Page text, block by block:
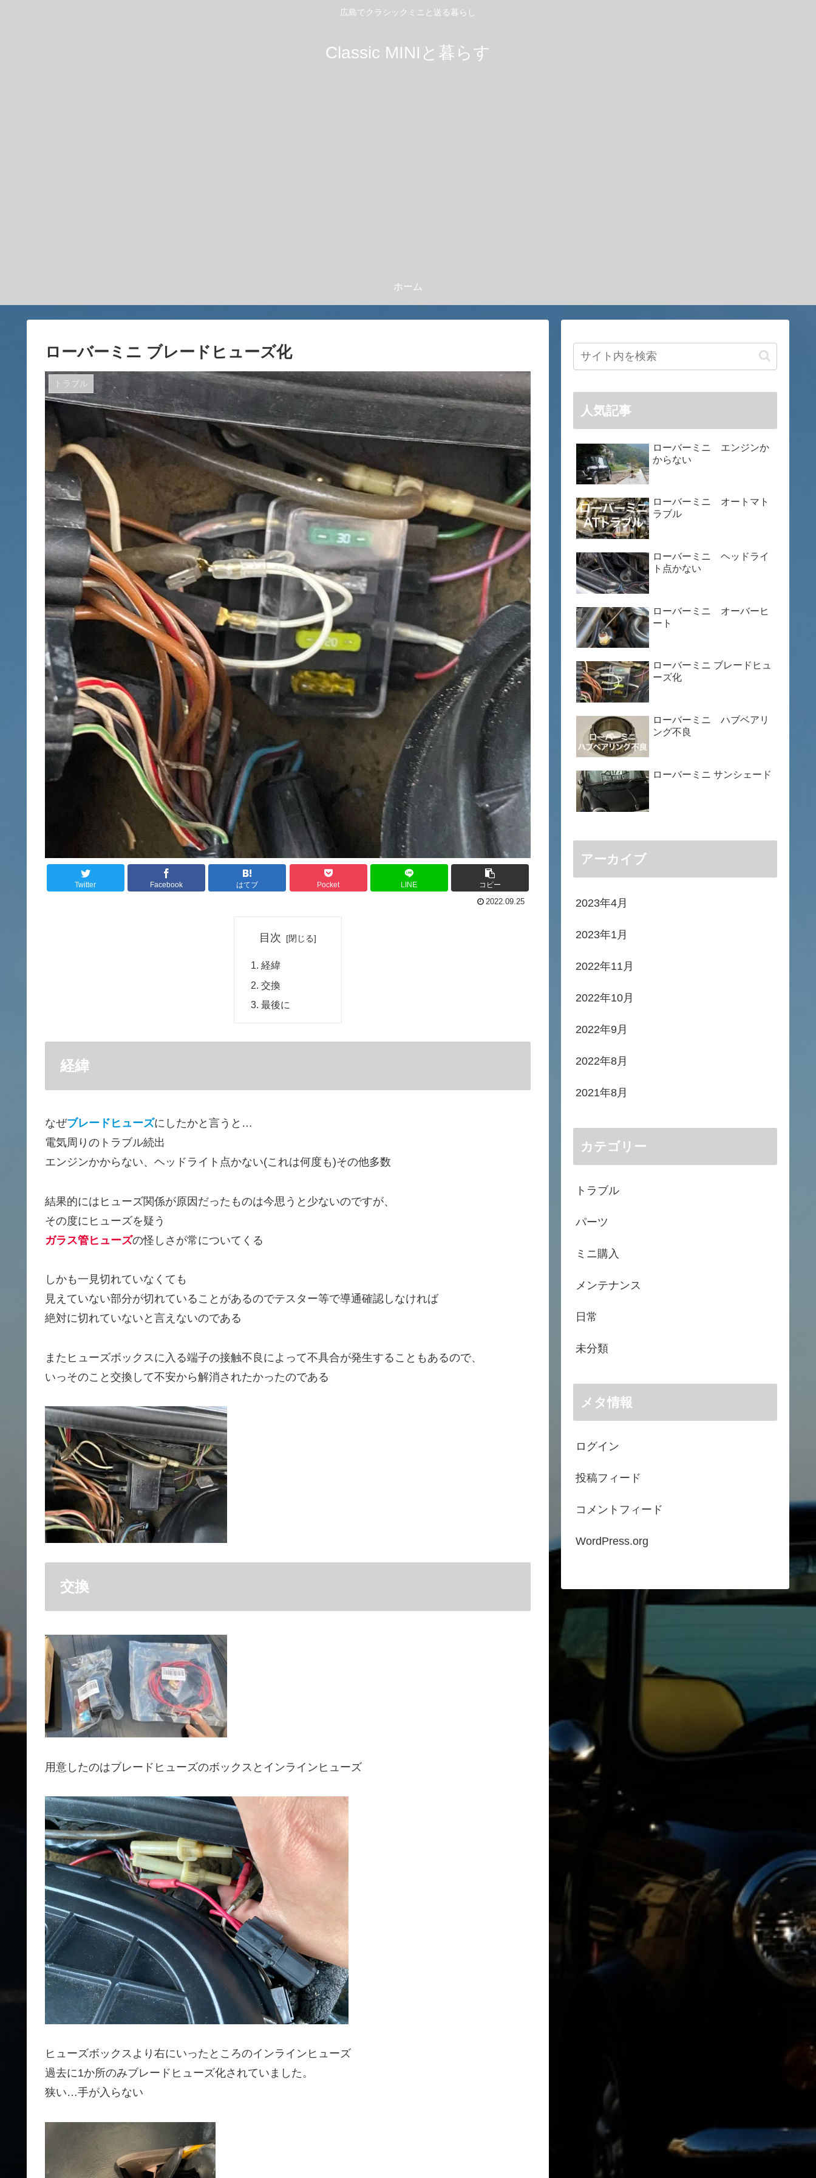
広島でクラシックミニと送る暮らし
Classic MINIと暮らす
ホーム
ローバーミニ ブレードヒューズ化
トラブル
Twitter Facebook はてブ Pocket LINE コピー
2022.09.25
目次
経緯
交換
最後に
経緯
なぜブレードヒューズにしたかと言うと…
電気周りのトラブル続出
エンジンかからない、ヘッドライト点かない(これは何度も)その他多数
結果的にはヒューズ関係が原因だったものは今思うと少ないのですが、
その度にヒューズを疑う
ガラス管ヒューズの怪しさが常についてくる
しかも一見切れていなくても
見えていない部分が切れていることがあるのでテスター等で導通確認しなければ
絶対に切れていないと言えないのである
またヒューズボックスに入る端子の接触不良によって不具合が発生することもあるので、
いっそのこと交換して不安から解消されたかったのである
交換
用意したのはブレードヒューズのボックスとインラインヒューズ
ヒューズボックスより右にいったところのインラインヒューズ
過去に1か所のみブレードヒューズ化されていました。
狭い…手が入らない
人気記事
ローバーミニ エンジンか
からない
ローバーミニ オートマト
ラブル
ローバーミニ ヘッドライ
ト点かない
ローバーミニ オーバーヒ
ート
ローバーミニ ブレードヒュ
ーズ化
ローバーミニ ハブベアリ
ング不良
ローバーミニ サンシェード
アーカイブ
2023年4月
2023年1月
2022年11月
2022年10月
2022年9月
2022年8月
2021年8月
カテゴリー
トラブル
パーツ
ミニ購入
メンテナンス
日常
未分類
メタ情報
ログイン
投稿フィード
コメントフィード
WordPress.org